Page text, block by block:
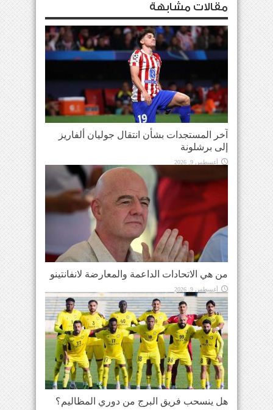
مقالات مشابهة
آخر المستجدات بشأن انتقال جوليان ألفاريز
إلى برشلونة
أغسطس 9, 2026
من هي الاتحادات الداعمة والمعارضة لانفانتينو
أغسطس 9, 2026
هل ينسحب فريق البرج من دوري المظاليم؟